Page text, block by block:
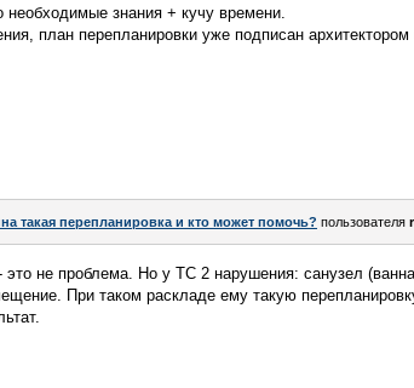
необходимые знания + кучу времени.
план перепланировки уже подписан архитектором
такая перепланировка и кто может помочь? пользователя
это не проблема. Но у ТС 2 нарушения: санузел
При таком раскладе ему такую